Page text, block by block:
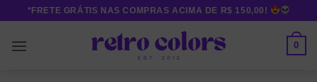
content
*FRETE GRÁTIS NAS COMPRAS ACIMA DE R$ 150,00!
0